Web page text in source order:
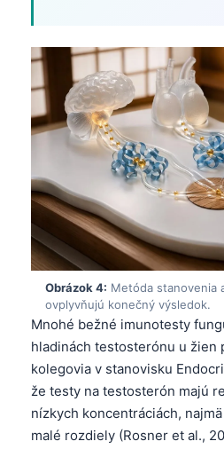
Obrázok 4: Metóda stanovenia
ovplyvňujú konečný výsledok.
Mnohé bežné imunotesty
hladinách testosterónu u žien
kolegovia v stanovisku
že testy na testosterón majú
nízkych koncentráciách,
malé rozdiely (Rosner et al.,